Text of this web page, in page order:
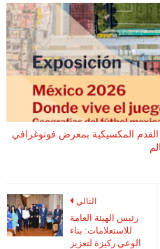
القدم المكسيكية بمعرض فوتوغرافي
التالي
رئيس الهيئة العامة
للاستعلامات: بناء
الوعي ركيزة لتعزيز